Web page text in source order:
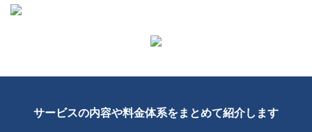
サービスの内容や料金体系をまとめて紹介します